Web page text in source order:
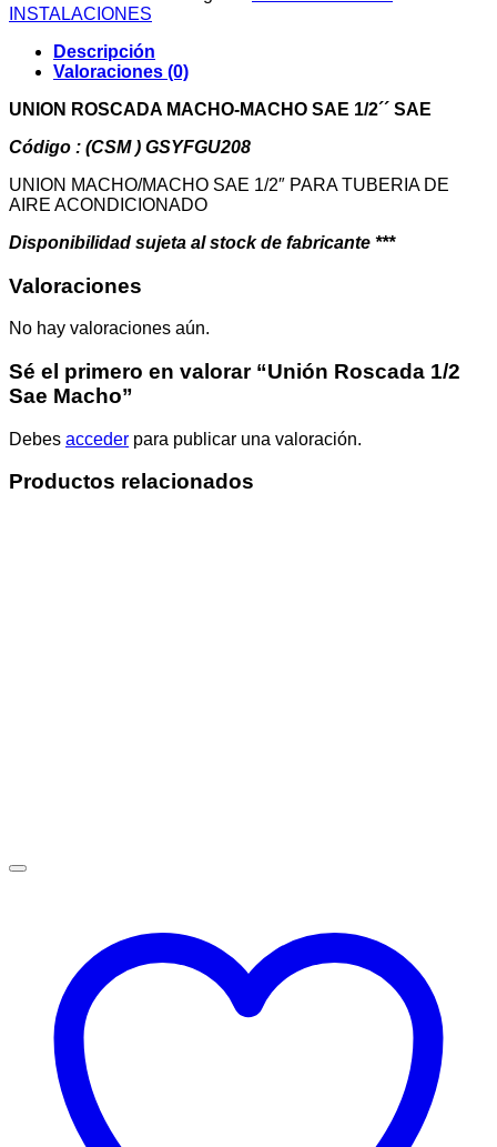
Sae
Macho
cantidad
INSTALACIONES
Descripción
Valoraciones (0)
UNION ROSCADA MACHO-MACHO SAE 1/2´´ SAE
Código : (CSM ) GSYFGU208
UNION MACHO/MACHO SAE 1/2″ PARA TUBERIA DE
AIRE ACONDICIONADO
Disponibilidad sujeta al stock de fabricante ***
Valoraciones
No hay valoraciones aún.
Sé el primero en valorar “Unión Roscada 1/2
Sae Macho”
Debes acceder para publicar una valoración.
Productos relacionados